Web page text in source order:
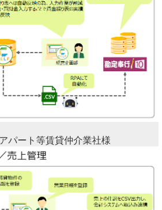
パート等賃貸仲介業社様